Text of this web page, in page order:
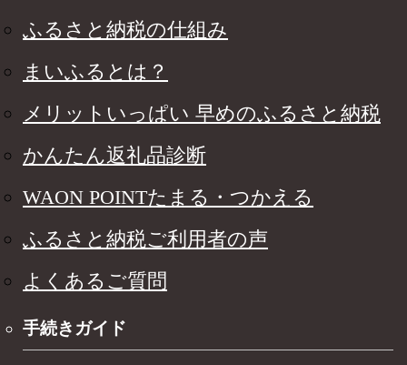
ふるさと納税の仕組み
まいふるとは？
メリットいっぱい 早めのふるさと納税
かんたん返礼品診断
WAON POINTたまる・つかえる
ふるさと納税ご利用者の声
よくあるご質問
手続きガイド